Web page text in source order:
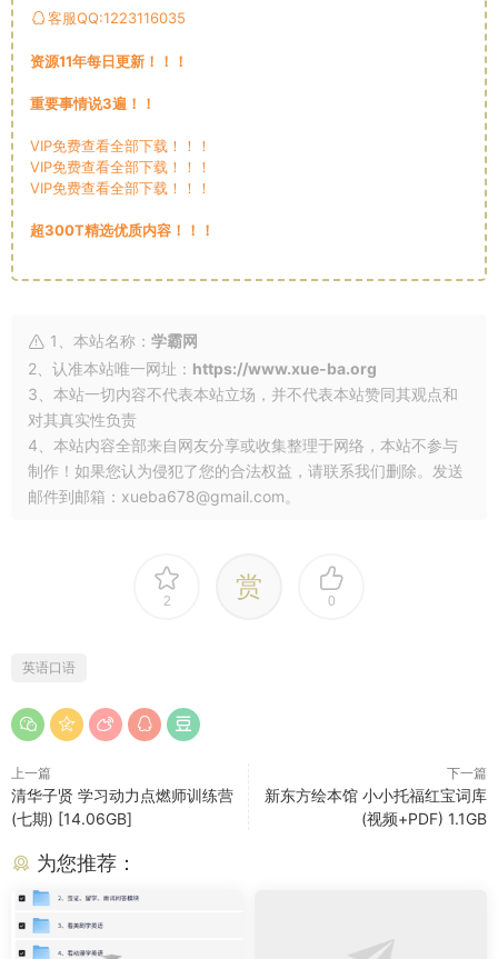
客服QQ:1223116035
资源11年每日更新！！！
重要事情说3遍！！
VIP免费查看全部下载！！！
VIP免费查看全部下载！！！
VIP免费查看全部下载！！！
超300T精选优质内容！！！
1、本站名称： 学霸网
2、认准本站唯一网址： https://www.xue-ba.org
3、本站一切内容不代表本站立场，并不代表本站赞同其观点和
对其真实性负责
4、本站内容全部来自网友分享或收集整理于网络，本站不参与
制作！如果您认为侵犯了您的合法权益，请联系我们删除。发送
邮件到邮箱：xueba678@gmail.com。
2 赏 0
英语口语
上一篇
清华子贤 学习动力点燃师训练营
(七期) [14.06GB]
下一篇
新东方绘本馆 小小托福红宝词库
(视频+PDF) 1.1GB
为您推荐：